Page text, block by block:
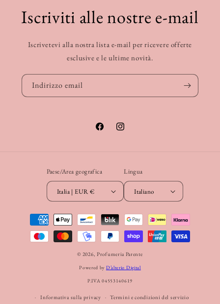
Iscriviti alle nostre e-mail
Iscrivetevi alla nostra lista e-mail per ricevere offerte
esclusive e le ultime novità.
Indirizzo email
FacebookInstagram
Paese/Area geografica
Italia | EUR €
Lingua
Italiano
Metodi
pagamento
© 2026, Profumeria Parente
Powered by D’alterio Digital
P.IVA 04553140619
Informativa sulla privacy Termini e condizioni del servizio